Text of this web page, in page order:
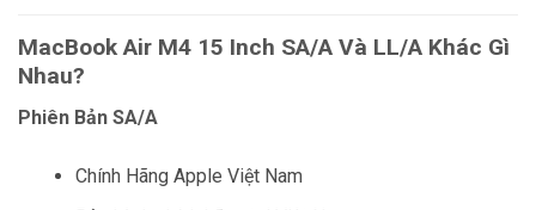
MacBook Air M4 15 Inch SA/A Và LL/A Khác Gì
Nhau?
Phiên Bản SA/A
Chính Hãng Apple Việt Nam